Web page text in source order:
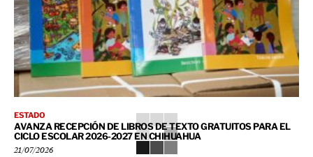
ESTADO
AVANZA RECEPCIÓN DE LIBROS DE TEXTO GRATUITOS PARA EL
CICLO ESCOLAR 2026-2027 EN CHIHUAHUA
21/07/2026